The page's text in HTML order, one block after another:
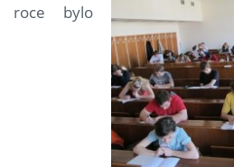
roce bylo